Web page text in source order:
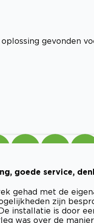
gevonden
goede service,
gehad met de
zijn
installatie is door
was over de